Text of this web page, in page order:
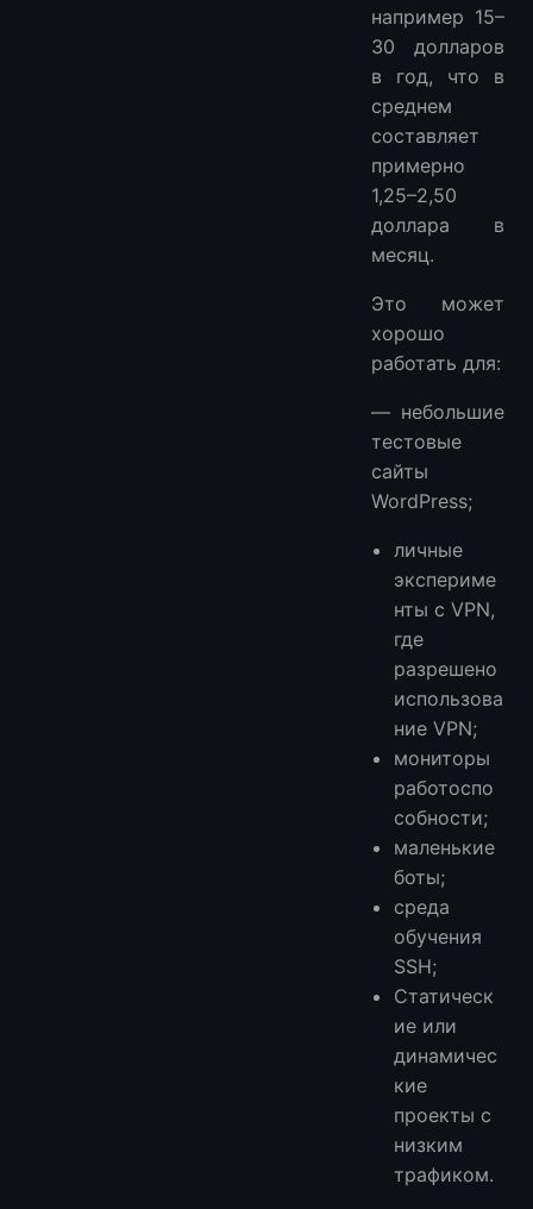
например 15–
30 долларов
в год, что в
среднем
составляет
примерно
1,25–2,50
доллара в
месяц.
Это может
хорошо
работать для:
— небольшие
тестовые
сайты
WordPress;
личные
экспериме
нты с VPN,
где
разрешено
использова
ние VPN;
мониторы
работоспо
собности;
маленькие
боты;
среда
обучения
SSH;
Статическ
ие или
динамичес
кие
проекты с
низким
трафиком.